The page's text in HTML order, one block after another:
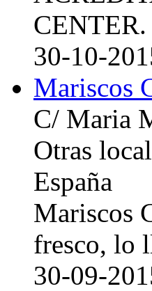
CENTER.
30-10-
Mariscos
C/ Maria
Otras
España
Mariscos
fresco, lo
30-09-